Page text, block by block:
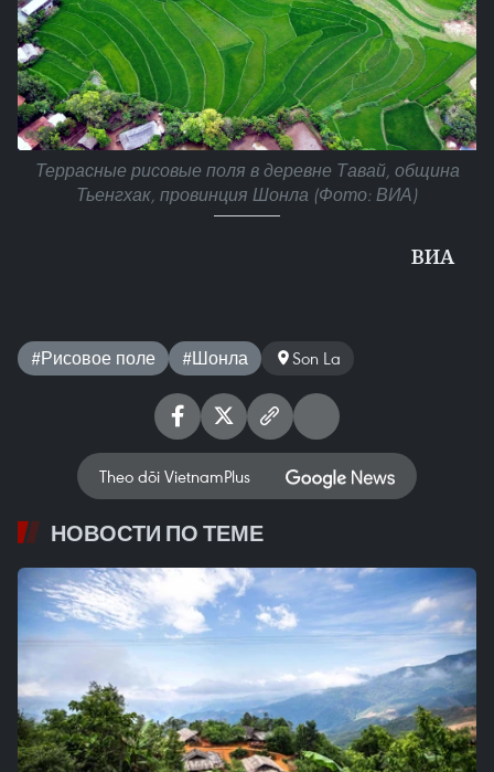
Террасные рисовые поля в деревне Тавай, община
Тьенгхак, провинция Шонла (Фото: ВИА)
ВИА
#Рисовое поле #Шонла Son La
Theo dõi VietnamPlus
НОВОСТИ ПО ТЕМЕ